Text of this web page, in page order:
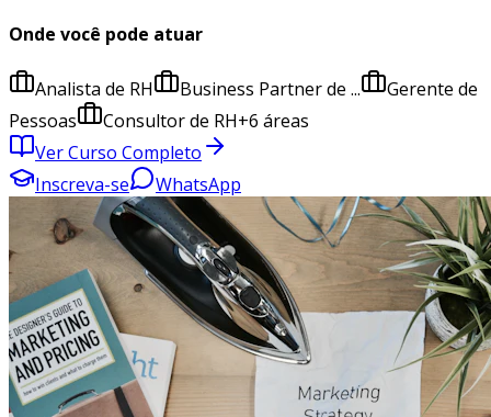
Onde você pode atuar
Analista de RH Business Partner de ...
Gerente de
Pessoas
Consultor de RH+6 áreas
Ver Curso Completo
Inscreva-se
WhatsApp